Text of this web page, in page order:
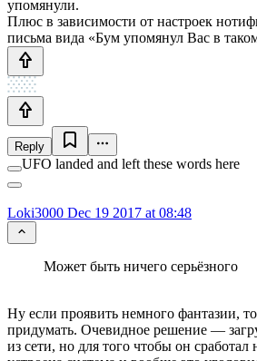
упомянули.
Плюс в зависимости от настроек
письма вида «Бум упомянул Вас в
Reply
UFO landed and left these words here
Loki3000 Dec 19 2017 at 08:48
Может быть ничего серьёзного
Ну если проявить немного фантазии,
придумать. Очевидное решение —
из сети, но для того чтобы он сработал